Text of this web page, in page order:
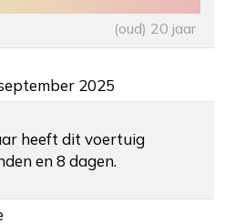
(oud) 20 jaar
2025
heeft dit voertuig
en 8 dagen.